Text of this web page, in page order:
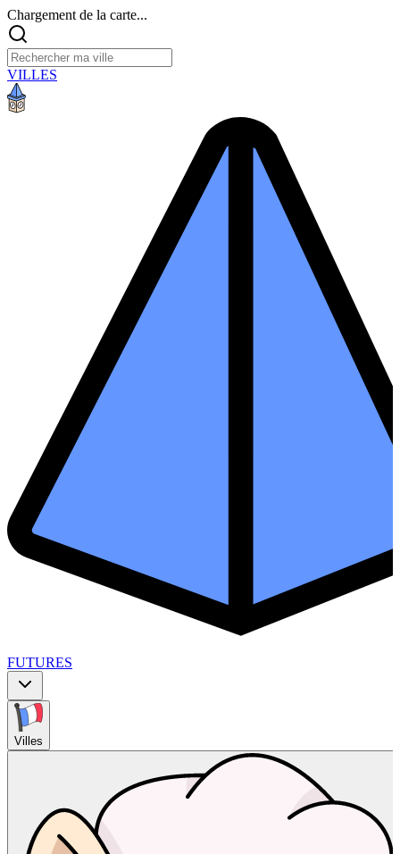
Chargement de la carte...
VILLES
FUTURES
Villes